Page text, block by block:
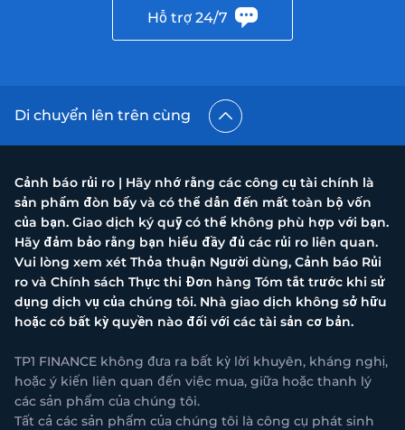
Hỗ trợ 24/7
Di chuyển lên trên cùng
Cảnh báo rủi ro | Hãy nhớ rằng các công cụ tài chính là
sản phẩm đòn bẩy và có thể dẫn đến mất toàn bộ vốn
của bạn. Giao dịch ký quỹ có thể không phù hợp với bạn.
Hãy đảm bảo rằng bạn hiểu đầy đủ các rủi ro liên quan.
Vui lòng xem xét Thỏa thuận Người dùng, Cảnh báo Rủi
ro và Chính sách Thực thi Đơn hàng Tóm tắt trước khi sử
dụng dịch vụ của chúng tôi. Nhà giao dịch không sở hữu
hoặc có bất kỳ quyền nào đối với các tài sản cơ bản.
TP1 FINANCE không đưa ra bất kỳ lời khuyên, kháng nghị,
hoặc ý kiến liên quan đến việc mua, giữa hoặc thanh lý
các sản phẩm của chúng tôi.
Tất cả các sản phẩm của chúng tôi là công cụ phát sinh